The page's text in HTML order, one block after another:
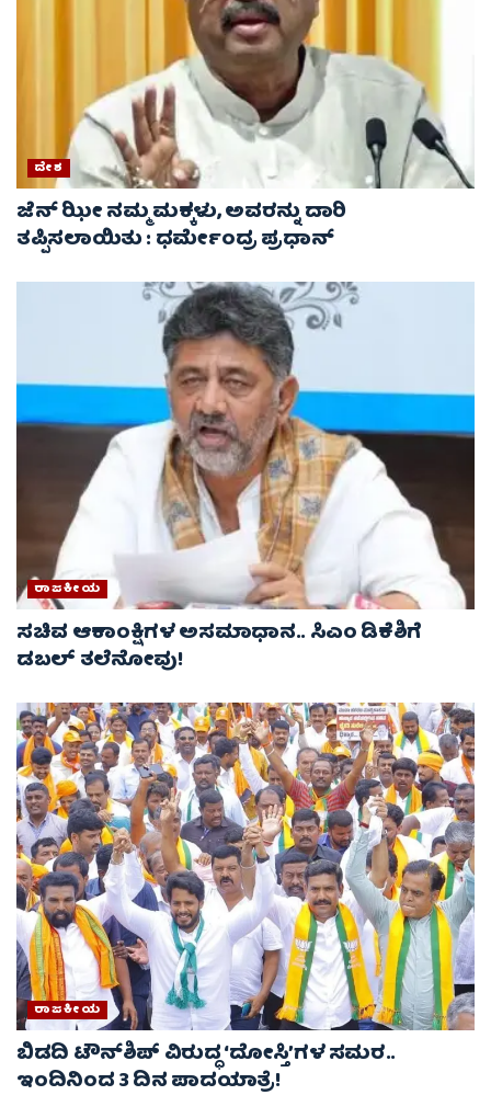
ದೇಶ
ಜೆನ್ ಝೀ ನಮ್ಮ ಮಕ್ಕಳು, ಅವರನ್ನು ದಾರಿ
ತಪ್ಪಿಸಲಾಯಿತು : ಧರ್ಮೇಂದ್ರ ಪ್ರಧಾನ್
ರಾಜಕೀಯ
ಸಚಿವ ಆಕಾಂಕ್ಷಿಗಳ ಅಸಮಾಧಾನ.. ಸಿಎಂ ಡಿಕೆಶಿಗೆ
ಡಬಲ್ ತಲೆನೋವು!
ರಾಜಕೀಯ
ಬಿಡದಿ ಟೌನ್‌ಶಿಪ್ ವಿರುದ್ಧ ‘ದೋಸ್ತಿ’ಗಳ ಸಮರ..
ಇಂದಿನಿಂದ 3 ದಿನ ಪಾದಯಾತ್ರೆ!